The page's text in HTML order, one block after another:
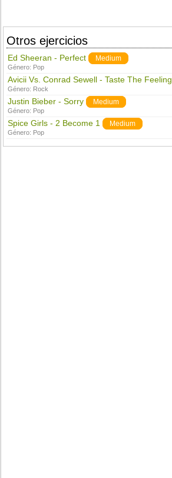
Otros ejercicios
Ed Sheeran - Perfect Medium
Género: Pop
Avicii Vs. Conrad Sewell - Taste The Feeling
Género: Rock
Justin Bieber - Sorry Medium
Género: Pop
Spice Girls - 2 Become 1 Medium
Género: Pop